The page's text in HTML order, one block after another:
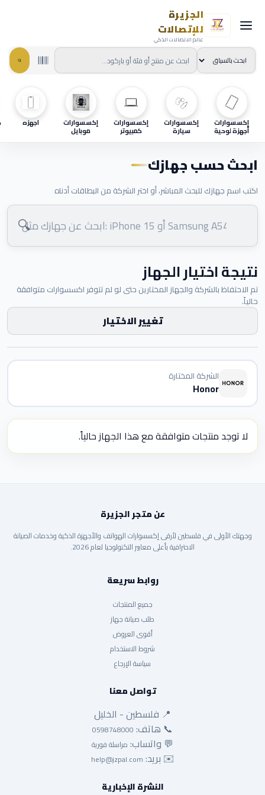
الجزيرة
للإتصالات
عالم الاتصالات الذكي
إكسسوارات
أجهزة لوحية
إكسسوارات
سيارة
إكسسوارات
كمبيوتر
إكسسوارات
موبايل
اجهزه
ابحث حسب جهازك
اكتب اسم جهازك للبحث المباشر، أو اختر الشركة من البطاقات أدناه
🔍
نتيجة اختيار الجهاز
تم الاحتفاظ بالشركة والجهاز المختارين حتى لو لم تتوفر اكسسوارات متوافقة
حالياً.
تغيير الاختيار
الشركة المختارة
Honor
لا توجد منتجات متوافقة مع هذا الجهاز حالياً.
عن متجر الجزيرة
وجهتك الأولى في فلسطين لأرقى إكسسوارات الهواتف والأجهزة الذكية وخدمات الصيانة
الاحترافية بأعلى معايير التكنولوجيا لعام 2026.
روابط سريعة
جميع المنتجات
طلب صيانة جهاز
أقوى العروض
شروط الاستخدام
سياسة الإرجاع
تواصل معنا
📍 فلسطين - الخليل
📞 هاتف: 0598748000
💬 واتساب: مراسلة فورية
✉️ بريد: help@jzpal.com
النشرة الإخبارية